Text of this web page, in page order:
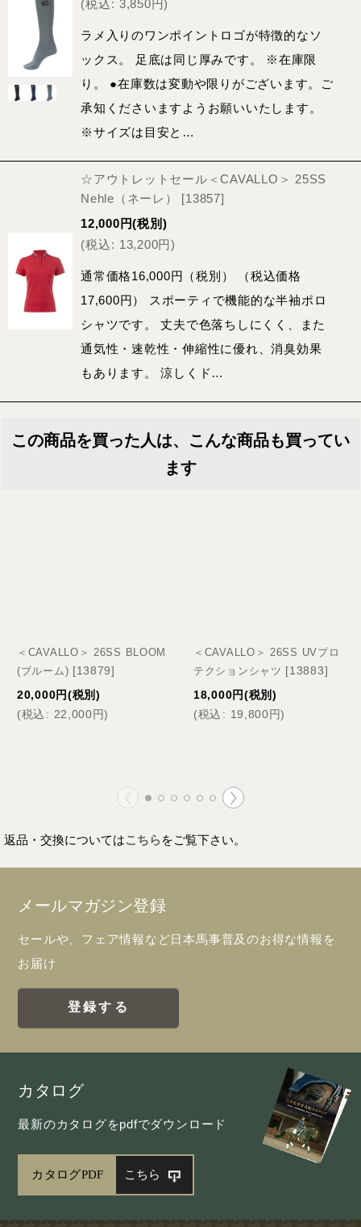
(税込: 3,850円 )
ラメ入りのワンポイントロゴが特徴的なソ
ックス。 足底は同じ厚みです。 ※在庫限
り。 ●在庫数は変動や限りがございます。ご
承知くださいますようお願いいたします。
※サイズは目安と…
☆アウトレットセール＜CAVALLO＞ 25SS
Nehle（ネーレ）
[13857]
12,000 円(税別)
(税込: 13,200円)
通常価格16,000円（税別） （税込価格
17,600円） スポーティで機能的な半袖ポロ
シャツです。 丈夫で色落ちしにくく、また
通気性・速乾性・伸縮性に優れ、消臭効果
もあります。 涼しくド…
この商品を買った人は、こんな商品も買ってい
ます
＜CAVALLO＞ 26SS BLOOM
(ブルーム) [13879]
20,000円(税別)
(税込 : 22,000円)
＜CAVALLO＞ 26SS UVプロ
テクションシャツ [13883]
18,000円(税別)
(税込 : 19,800円)
返品・交換についてはこちらをご覧下さい。
メールマガジン登録
セールや、フェア情報など日本馬事普及のお得な情報を
お届け
登録する
カタログ
最新のカタログをpdfでダウンロード
カタログPDF こちら